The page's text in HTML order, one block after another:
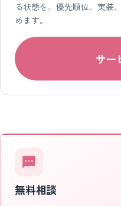
る状態を、優先順位、実装
めます。
サー
無料相談